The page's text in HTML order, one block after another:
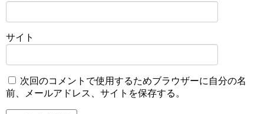
サイト
次回のコメントで使用するためブラウザーに自分の名
前、メールアドレス、サイトを保存する。